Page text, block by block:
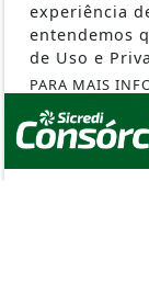
PORTAL
experiência
entendemos
de Uso e
PARA MAIS
CLICANDO AQUI